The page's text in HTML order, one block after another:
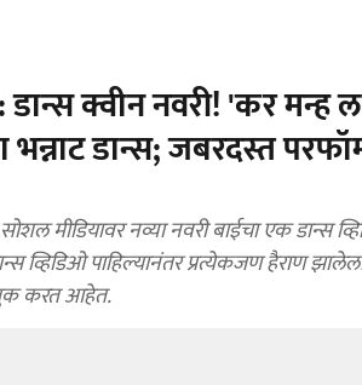
क्वीन नवरी! 'कर मन्ह
डान्स; जबरदस्त
मीडियावर नव्या नवरी बाईचा एक डान्स
व्हिडिओ पाहिल्यानंतर प्रत्येकजण हैराण
करत आहेत.